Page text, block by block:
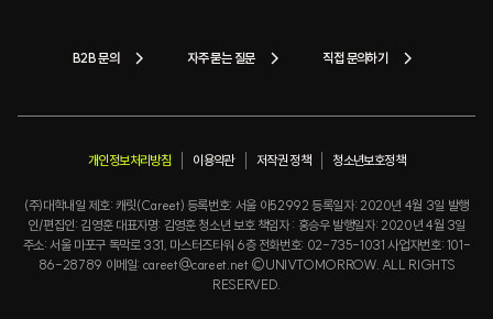
B2B 문의 자주 묻는 질문 직접 문의하기
개인정보처리방침 이용약관 저작권 정책 청소년보호정책
(주)대학내일 제호: 캐릿(Careet) 등록번호: 서울 아52992 등록일자: 2020년 4월 3일 발행
인/편집인: 김영훈 대표자명: 김영훈 청소년 보호 책임자 : 홍승우 발행일자: 2020년 4월 3일
주소: 서울 마포구 독막로 331, 마스터즈타워 6층 전화번호: 02-735-1031 사업자번호: 101-
86-28789 이메일: careet@careet.net ©UNIVTOMORROW. ALL RIGHTS
RESERVED.